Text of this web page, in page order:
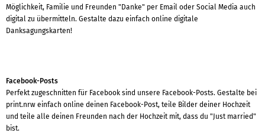
Möglichkeit, Familie und Freunden "Danke" per Email oder Social Media auch
digital zu übermitteln. Gestalte dazu einfach online digitale
Danksagungskarten!
Facebook-Posts
Perfekt zugeschnitten für Facebook sind unsere Facebook-Posts. Gestalte bei
print.nrw einfach online deinen Facebook-Post, teile Bilder deiner Hochzeit
und teile alle deinen Freunden nach der Hochzeit mit, dass du "Just married"
bist.